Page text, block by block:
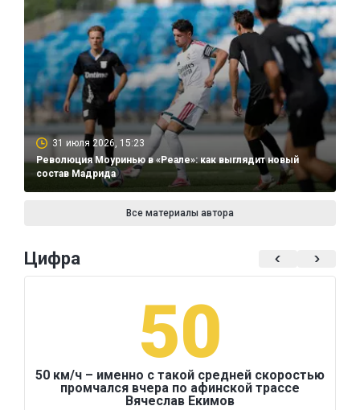
31 июля 2026, 15:23
Революция Моуринью в «Реале»: как выглядит новый
состав Мадрида
Все материалы автора
Цифра
50
50 км/ч – именно с такой средней скоростью
промчался вчера по афинской трассе
Вячеслав Екимов